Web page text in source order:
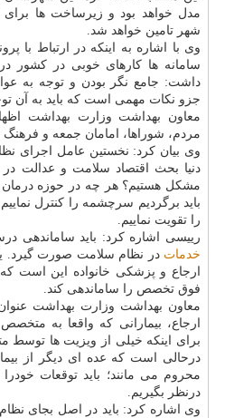
مدل خواهد بود و زیرساخت ها برای
شهر تامین خواهد شد.
سامانه ها كارهای خوبی در كشور
داشت: جامع نگر بودن و توجه به
جزو نكات مهمی است كه باید به آن
معاون بهداشت وزارت بهداشت
مردم، شوراها، امامان جمعه و
وی بیان كرد: نخستین عامل اجرای
دنیا بحث اقتصاد سلامت و عدالت
مشكل هستیم؟ هر چه در حوزه درمان
باید برگردیم سرچشمه را كنترل
را تقویت نماییم.
رییسی اشاره كرد: باید ساماندهی
خدمات در نظام سلامت صورت گیرد.
ارجاع و پزشكی خانواده این است
فوق تخصص را ساماندهی كند.
معاون بهداشت وزارت بهداشت
ارجاع، بیمارانی كه واقعا به متخصص
برای اینكه خیلی از ویزیت ها توسط
درحالی است كه عده ای دیگر از
محروم می مانند؛ باید توقعات
درنظر بگیریم.
وی اشاره كرد: باید در اصل بجای